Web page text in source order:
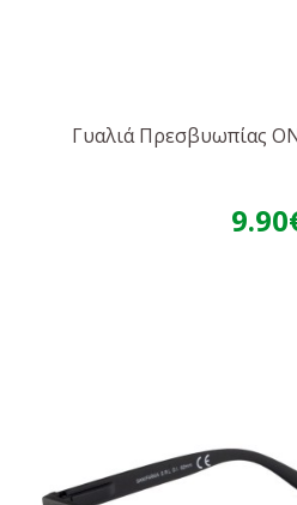
Γυαλιά Πρεσβυωπίας